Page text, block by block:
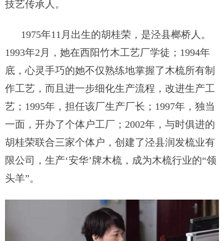
技艺传承人。
1975年11月出生的胡桂荣，是泾县榔桥人。
1993年2月，她在西阳竹木工艺厂学徒； 1994年
底，心灵手巧的她不仅熟练地掌握了木梳所有制
作工艺，而且进一步细化生产流程，改进生产工
艺；1995年，担任该厂生产厂长；1997年，独当
一面，开办了个体户工厂；2002年，与时俱进的
胡桂荣联合三家个体户，创建了泾县润发梳业有
限公司
， 生产‘安华’牌木梳 ，成为木梳行业的“领
头羊”。